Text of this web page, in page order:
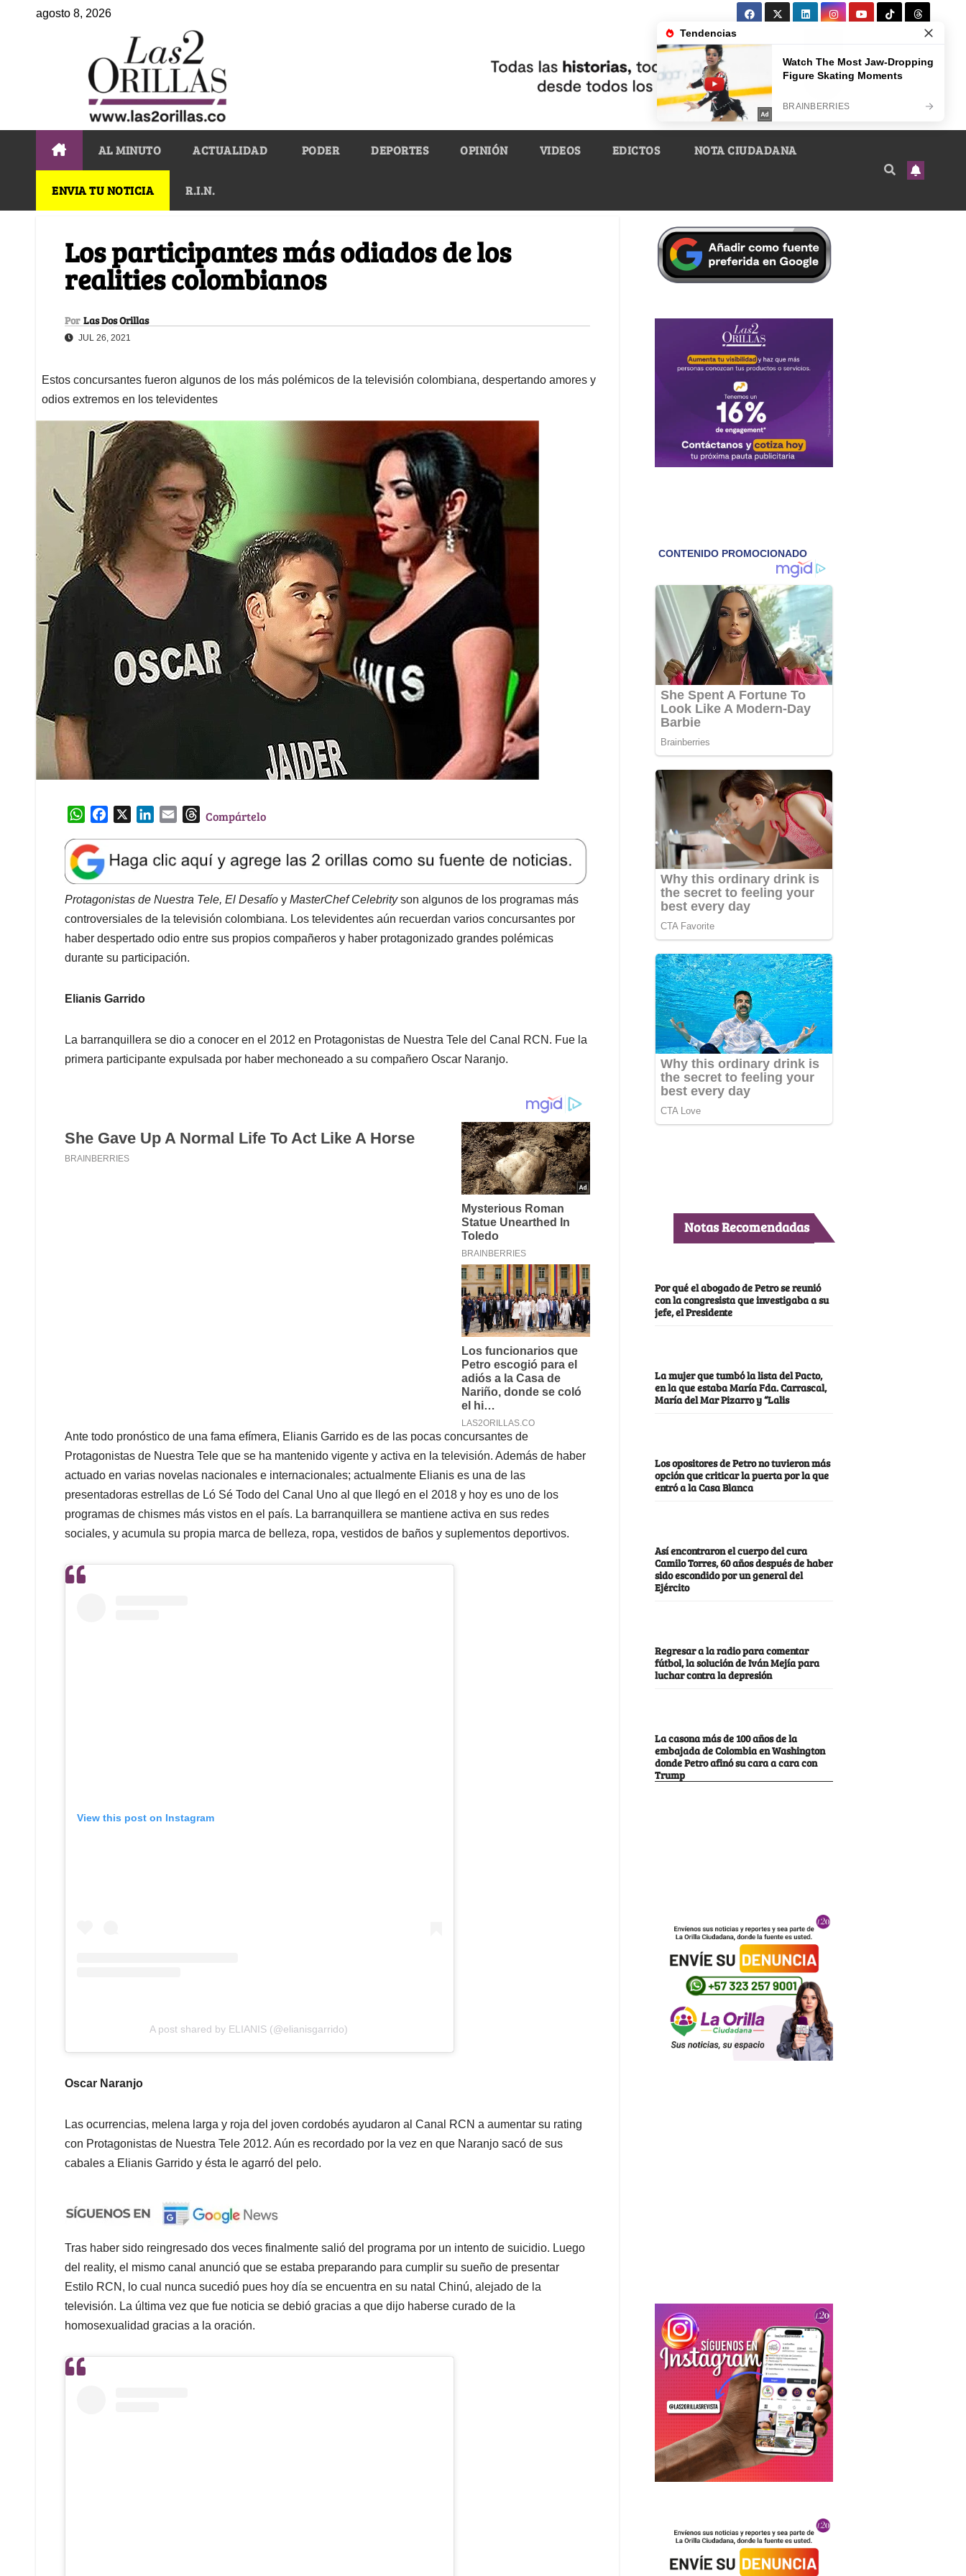
agosto 8, 2026
AL MINUTO ACTUALIDAD PODER DEPORTES OPINIÓN VIDEOS EDICTOS NOTA CIUDADANA
ENVIA TU NOTICIA R.I.N.
Los participantes más odiados de los
realities colombianos
Por Las Dos Orillas
JUL 26, 2021
Estos concursantes fueron algunos de los más polémicos de la televisión colombiana, despertando amores y
odios extremos en los televidentes
W
a
t
s
A
p
p
e
b
o
o
k
k
e
d
I
n
l
T
e
a
d
s
Compártelo
Protagonistas de Nuestra Tele, El Desafío y MasterChef Celebrityson algunos de los programas más
controversiales de la televisión colombiana. Los televidentes aún recuerdan varios concursantes por
haber despertado odio entre sus propios compañeros y haber protagonizado grandes polémicas
durante su participación.
Elianis Garrido
La barranquillera se dio a conocer en el 2012 en Protagonistas de Nuestra Tele del Canal RCN. Fue la
primera participante expulsada por haber mechoneado a su compañero Oscar Naranjo.
Ante todo pronóstico de una fama efímera, Elianis Garrido es de las pocas concursantes de
Protagonistas de Nuestra Tele que se ha mantenido vigente y activa en la televisión. Además de haber
actuado en varias novelas nacionales e internacionales; actualmente Elianis es una de las
presentadoras estrellas de Ló Sé Todo del Canal Uno al que llegó en el 2018 y hoy es uno de los
programas de chismes más vistos en el país. La barranquillera se mantiene activa en sus redes
sociales, y acumula su propia marca de belleza, ropa, vestidos de baños y suplementos deportivos.
View this post on Instagram
A post shared by ELIANIS (@elianisgarrido)
Oscar Naranjo
Las ocurrencias, melena larga y roja del joven cordobés ayudaron al Canal RCN a aumentar su rating
con Protagonistas de Nuestra Tele 2012. Aún es recordado por la vez en que Naranjo sacó de sus
cabales a Elianis Garrido y ésta le agarró del pelo.
Tras haber sido reingresado dos veces finalmente salió del programa por un intento de suicidio. Luego
del reality, el mismo canal anunció que se estaba preparando para cumplir su sueño de presentar
Estilo RCN, lo cual nunca sucedió pues hoy día se encuentra en su natal Chinú, alejado de la
televisión. La última vez que fue noticia se debió gracias a que dijo haberse curado de la
homosexualidad gracias a la oración.
Notas Recomendadas
Por qué el abogado de Petro se reunió
con la congresista que investigaba a su
jefe, el Presidente
La mujer que tumbó la lista del Pacto,
en la que estaba María Fda. Carrascal,
María del Mar Pizarro y “Lalis
Los opositores de Petro no tuvieron más
opción que criticar la puerta por la que
entró a la Casa Blanca
Así encontraron el cuerpo del cura
Camilo Torres, 60 años después de haber
sido escondido por un general del
Ejército
Regresar a la radio para comentar
fútbol, la solución de Iván Mejía para
luchar contra la depresión
La casona más de 100 años de la
embajada de Colombia en Washington
donde Petro afinó su cara a cara con
Trump